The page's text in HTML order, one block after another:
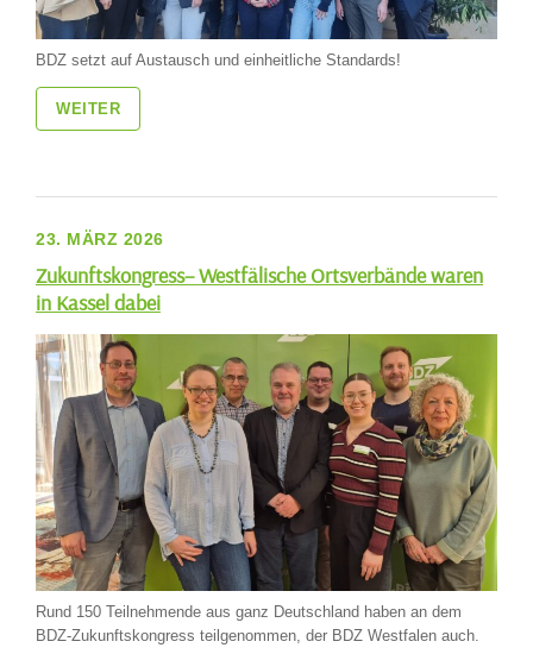
BDZ setzt auf Austausch und einheitliche Standards!
WEITER
23. MÄRZ 2026
Zukunftskongress– Westfälische Ortsverbände waren
in Kassel dabei
Rund 150 Teilnehmende aus ganz Deutschland haben an dem
BDZ-Zukunftskongress teilgenommen, der BDZ Westfalen auch.